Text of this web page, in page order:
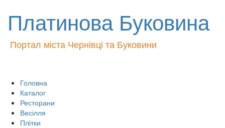
Платинова Буковина
Портал міста Чернівці та Буковини
Головна
Каталог
Ресторани
Весілля
Плітки